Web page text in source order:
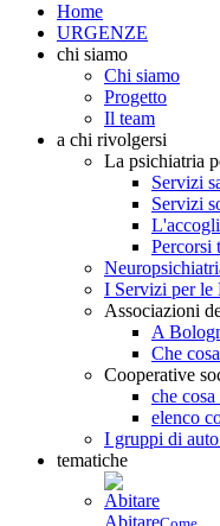
Home
URGENZE
chi siamo
Chi siamo
Progetto
Il team
a chi rivolgersi
La psichiatria
Servizi
Servizi
Percorsi
I Servizi per le
Associazioni
A
Che
Cooperative
che cosa
elenco
I gruppi di
tematiche
Abitare